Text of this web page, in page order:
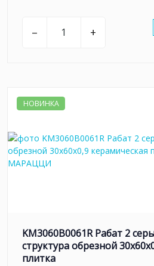
– +
НОВИНКА
KM3060B0061R Рабат 2
структура обрезной
плитка